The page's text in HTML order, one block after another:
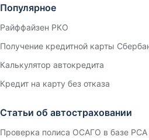
Популярное
Райффайзен РКО
Получение кредитной карты
Калькулятор автокредита
Кредит на карту без отказа
Статьи об автостраховании
Проверка полиса ОСАГО в базе РСА